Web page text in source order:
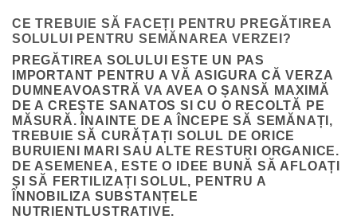
CE TREBUIE SĂ FACEȚI PENTRU PREGĂTIREA
SOLULUI PENTRU SEMĂNAREA VERZEI?
PREGĂTIREA SOLULUI ESTE UN PAS
IMPORTANT PENTRU A VĂ ASIGURA CĂ VERZA
DUMNEAVOASTRĂ VA AVEA O ȘANSĂ MAXIMĂ
DE A CREȘTE SANATOS SI CU O RECOLTĂ PE
MĂSURĂ. ÎNAINTE DE A ÎNCEPE SĂ SEMĂNAȚI,
TREBUIE SĂ CURĂȚAȚI SOLUL DE ORICE
BURUIENI MARI SAU ALTE RESTURI ORGANICE.
DE ASEMENEA, ESTE O IDEE BUNĂ SĂ AFLOAȚI
ȘI SĂ FERTILIZAȚI SOLUL, PENTRU A
ÎNNOBILIZA SUBSTANȚELE
NUTRIENTLUSTRATIVE.